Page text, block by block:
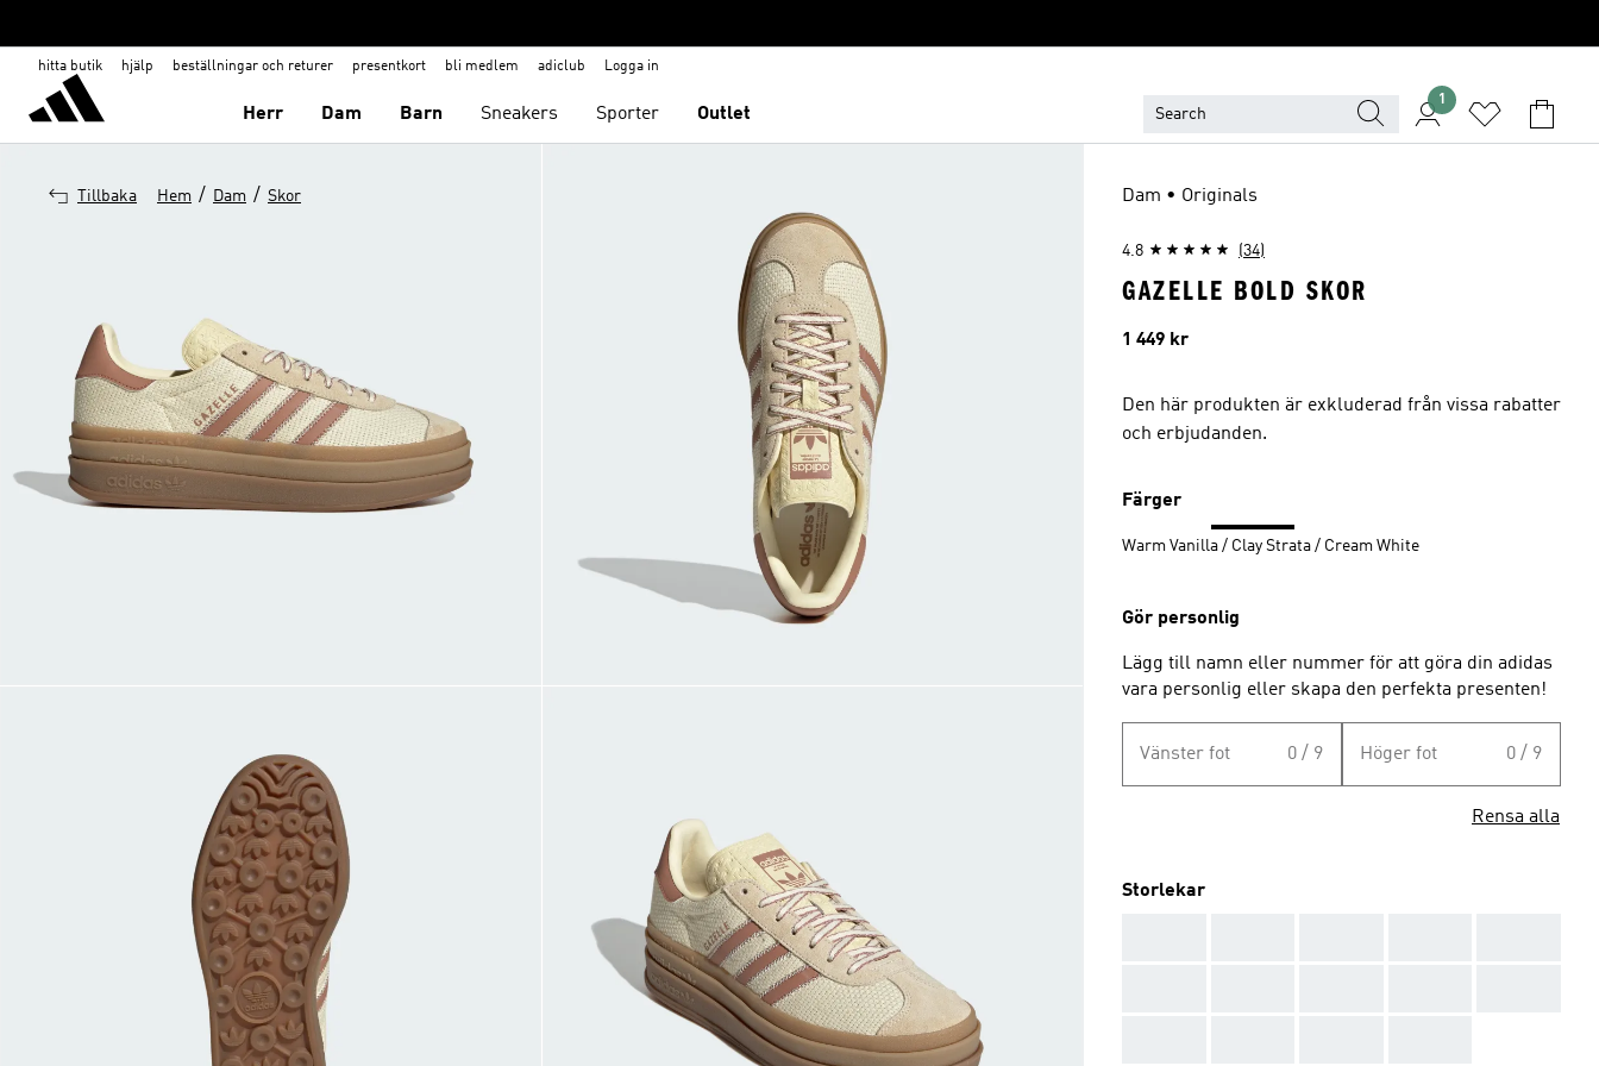
hitta butik hjälp beställningar och returer presentkort bli medlem adiclub Logga in
Herr Dam Barn Sneakers Sporter Outlet
1
Tillbaka Hem / Dam / Skor Dam • Originals
4.8 (34)
GAZELLE BOLD SKOR
Pris
1 449 kr
Den här produkten är exkluderad från vissa rabatter
och erbjudanden.
Färger
Warm Vanilla / Clay Strata / Cream White
Gör personlig
Lägg till namn eller nummer för att göra din adidas
vara personlig eller skapa den perfekta presenten!
Vänster fot 0 / 9 Höger fot 0 / 9
Rensa alla
Storlekar